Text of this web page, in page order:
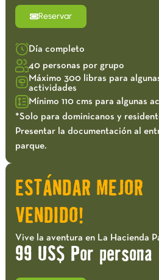
Reservar
Día completo
40 personas por grupo
Máximo 300 libras para
actividades
Mínimo 110 cms para algunas
*Solo para dominicanos y
Presentar la documentación al
parque.
ESTÁNDAR MEJOR
VENDIDO!
Vive la aventura en La Hacienda
99 US$ Por persona